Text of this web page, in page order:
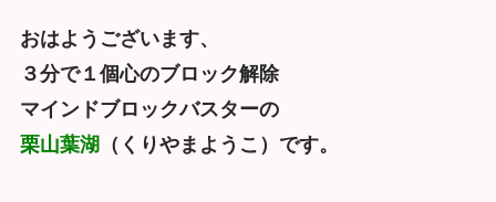
おはようございます、
３分で１個心のブロック解除
マインドブロックバスターの
栗山葉湖 （くりやまようこ）です。